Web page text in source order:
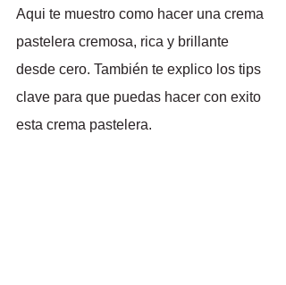
Aqui te muestro como hacer una crema
pastelera cremosa, rica y brillante
desde cero. También te explico los tips
clave para que puedas hacer con exito
esta crema pastelera.